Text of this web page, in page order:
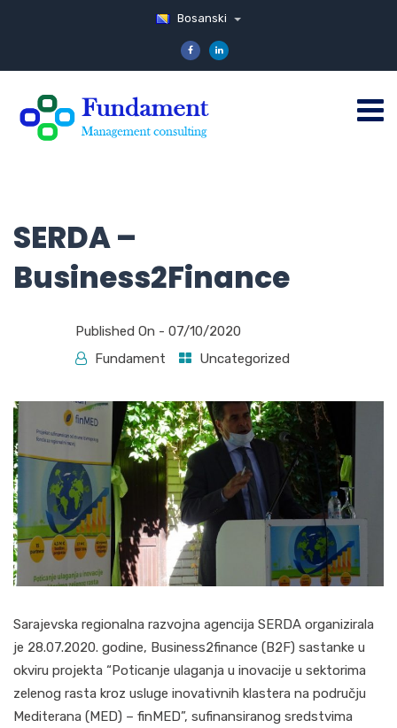
Bosanski
SERDA –
Business2Finance
Published On - 07/10/2020
Fundament
Uncategorized
Sarajevska regionalna razvojna agencija SERDA organizirala
je 28.07.2020. godine, Business2finance (B2F) sastanke u
okviru projekta “Poticanje ulaganja u inovacije u sektorima
zelenog rasta kroz usluge inovativnih klastera na području
Mediterana (MED) – finMED”, sufinansiranog sredstvima